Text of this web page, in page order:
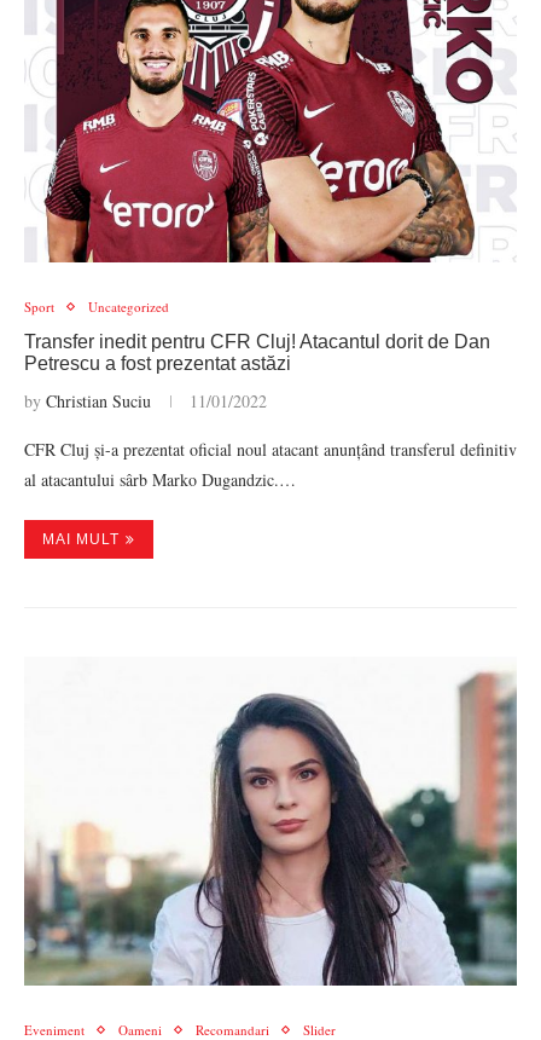
Sport Uncategorized
Transfer inedit pentru CFR Cluj! Atacantul dorit de Dan
Petrescu a fost prezentat astăzi
by Christian Suciu 11/01/2022
CFR Cluj și-a prezentat oficial noul atacant anunțând transferul definitiv
al atacantului sârb Marko Dugandzic.…
MAI MULT
Eveniment Oameni Recomandari Slider